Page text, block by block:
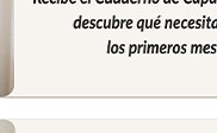
Por el revés
3D para una mejor
se une a la funda